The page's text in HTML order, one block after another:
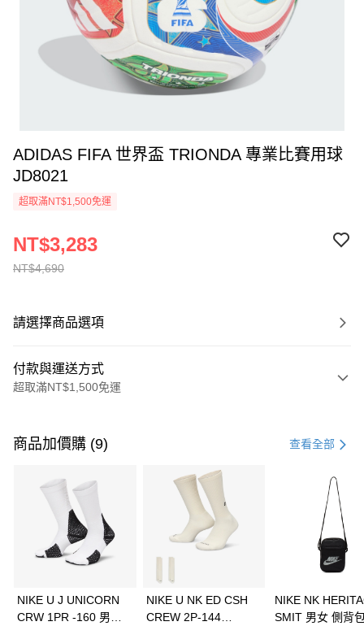
ADIDAS FIFA 世界盃 TRIONDA 專業比賽用球
JD8021
超取滿NT$1,500免運
NT$4,690
NT$3,283
請選擇商品選項
付款與運送方式
超取滿NT$1,500免運
信用卡一次付款
3 期 0 利率 每期 21家銀行
合作金庫商業銀行
第一商業銀行
華南商業銀行
彰化商業銀行
上海商業儲蓄銀行
Apple Pay
全盈+PAY
商品加價購 (9) 查看全部
NIKE U J UNICORN
CRW 1PR -160 男女
NIKE U NK ED CSH
CREW 2P-144
NIKE NK
SMIT 男女 側背